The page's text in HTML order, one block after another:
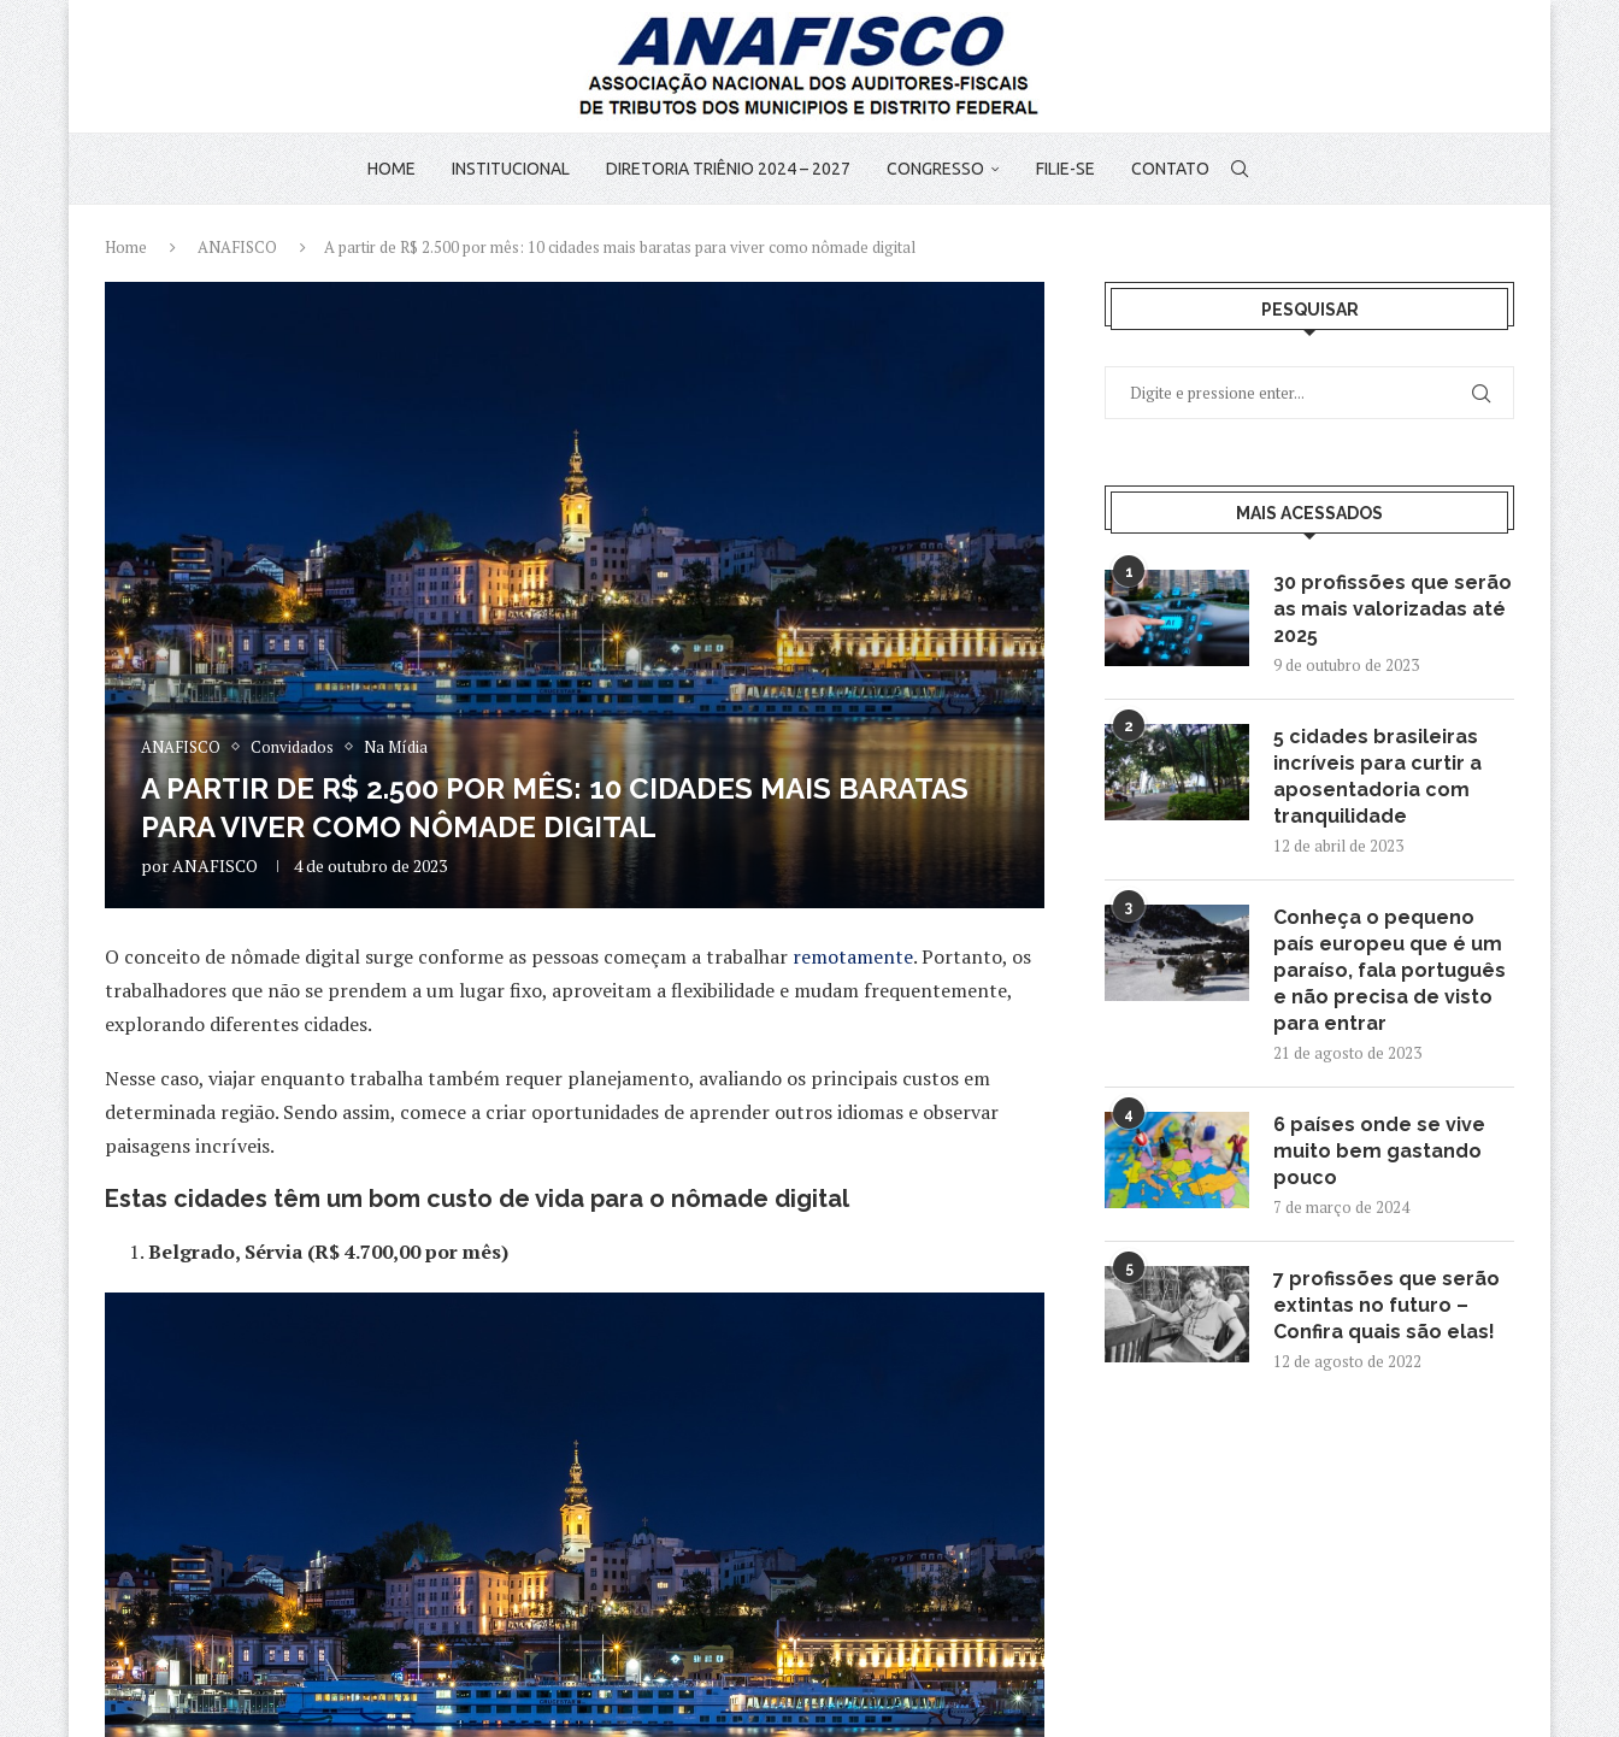
HOME INSTITUCIONAL DIRETORIA TRIÊNIO 2024 – 2027 CONGRESSO FILIE-SE CONTATO
Home ANAFISCO A partir de R$ 2.500 por mês: 10 cidades mais baratas para viver como nômade digital
ANAFISCO Convidados Na Mídia
A PARTIR DE R$ 2.500 POR MÊS: 10 CIDADES MAIS BARATAS
PARA VIVER COMO NÔMADE DIGITAL
porANAFISCO 4 de outubro de 2023
O conceito de nômade digital surge conforme as pessoas começam a trabalhar remotamente. Portanto, os
trabalhadores que não se prendem a um lugar fixo, aproveitam a flexibilidade e mudam frequentemente,
explorando diferentes cidades.
Nesse caso, viajar enquanto trabalha também requer planejamento, avaliando os principais custos em
determinada região. Sendo assim, comece a criar oportunidades de aprender outros idiomas e observar
paisagens incríveis.
Estas cidades têm um bom custo de vida para o nômade digital
Belgrado, Sérvia (R$ 4.700,00 por mês)
PESQUISAR
MAIS ACESSADOS
1
30 profissões que serão
as mais valorizadas até
2025
9 de outubro de 2023
2
5 cidades brasileiras
incríveis para curtir a
aposentadoria com
tranquilidade
12 de abril de 2023
3
Conheça o pequeno
país europeu que é um
paraíso, fala português
e não precisa de visto
para entrar
21 de agosto de 2023
4
6 países onde se vive
muito bem gastando
pouco
7 de março de 2024
5
7 profissões que serão
extintas no futuro –
Confira quais são elas!
12 de agosto de 2022